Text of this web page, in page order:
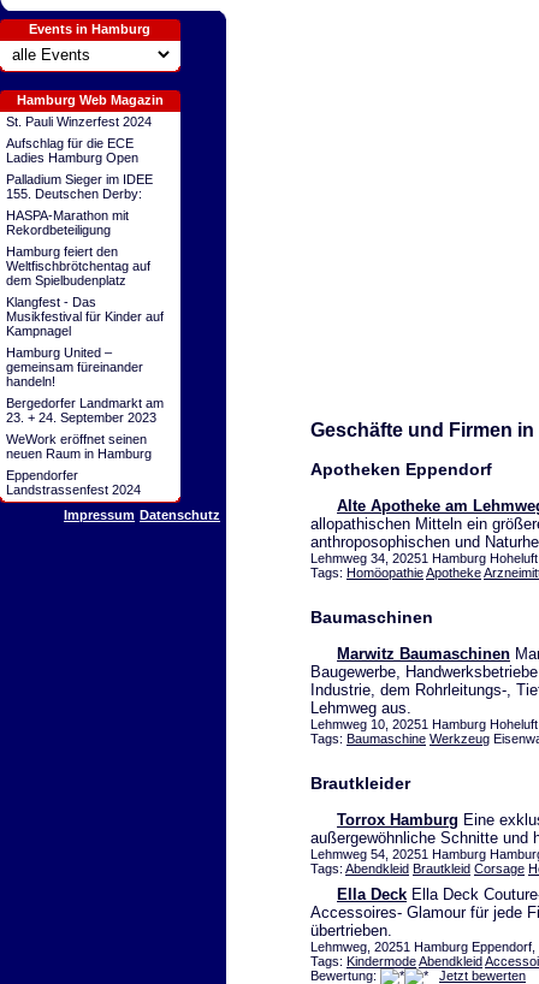
Events in Hamburg
Hamburg Web Magazin
St. Pauli Winzerfest 2024
Aufschlag für die ECE
Ladies Hamburg Open
Palladium Sieger im IDEE
155. Deutschen Derby:
HASPA-Marathon mit
Rekordbeteiligung
Hamburg feiert den
Weltfischbrötchentag auf
dem Spielbudenplatz
Klangfest - Das
Musikfestival für Kinder auf
Kampnagel
Hamburg United –
gemeinsam füreinander
handeln!
Bergedorfer Landmarkt am
23. + 24. September 2023
WeWork eröffnet seinen
neuen Raum in Hamburg
Eppendorfer
Landstrassenfest 2024
Impressum Datenschutz
Geschäfte und Firmen
Apotheken Eppendorf
Alte Apotheke am
allopathischen Mitteln ein
anthroposophischen und
Lehmweg 34, 20251 Hamburg
Tags: HomöopathieApotheke
Baumaschinen
Marwitz Baumaschinen
Baugewerbe,
Industrie, dem Rohrleitungs-,
Lehmweg aus.
Lehmweg 10, 20251 Hamburg
Tags: Baumaschine Werkzeug
Brautkleider
Torrox Hamburg Eine
außergewöhnliche Schnitte und
Lehmweg 54, 20251 Hamburg
Tags: Abendkleid Brautkleid Corsage
Ella Deck Ella Deck
Accessoires- Glamour für jede
übertrieben.
Lehmweg, 20251 Hamburg
Tags: KindermodeAbendkleid
Bewertung:
Jetzt bewerten